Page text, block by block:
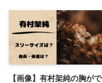
【画像】有村架純の胸がで